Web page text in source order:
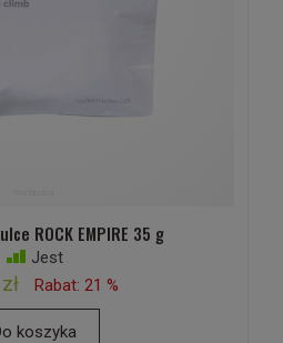
ROCK EMPIRE 35 g
Jest
Rabat: 21 %
koszyka